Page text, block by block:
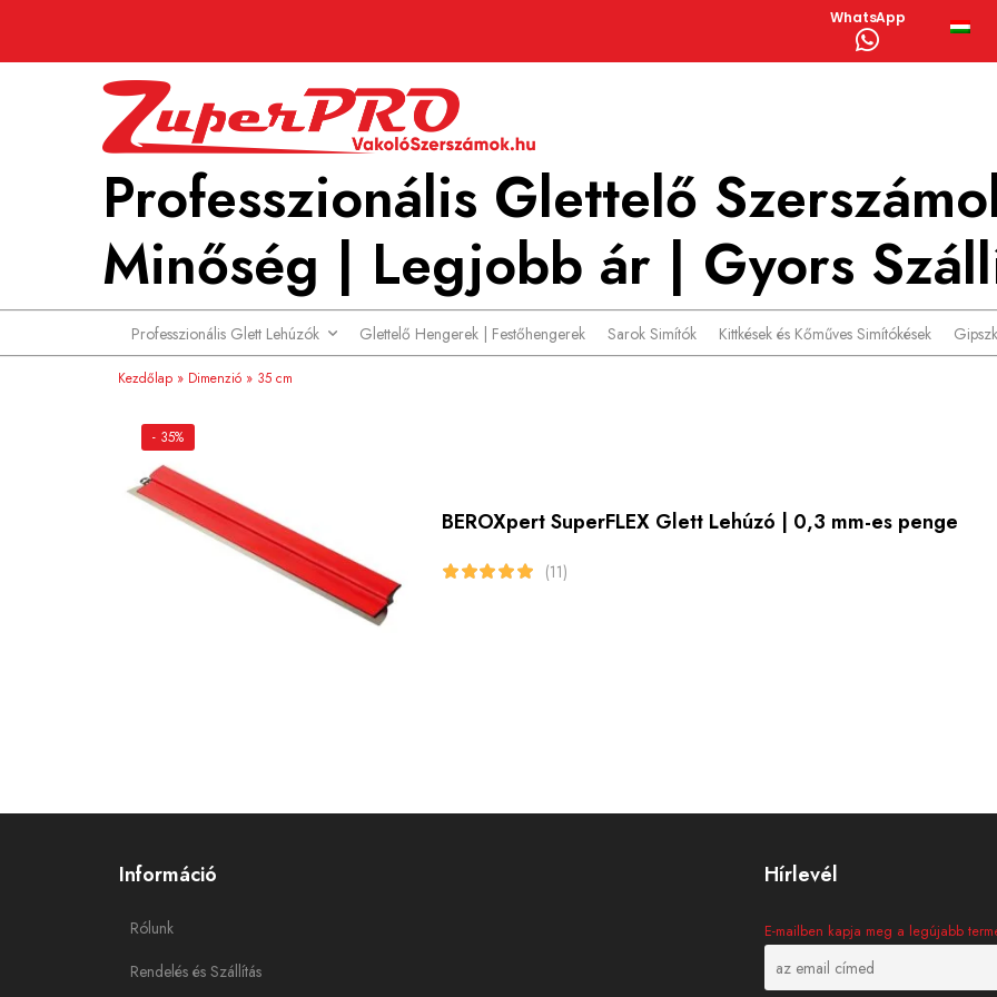
WhatsApp
Professzionális Glettelő
Minőség | Legjobb ár | Gyors
Professzionális Glett Lehúzók Glettelő Hengerek | Festőhengerek Sarok Simítók Kittkések és Kőműves Simítókések
Kezdőlap» Dimenzió» 35 cm
- 35%
BEROXpert SuperFLEX Glett Lehúzó | 0,3 mm-es penge
(11)
Információ
Rólunk
Rendelés és Szállítás
Hírlevél
E-mailben kapja meg a legújabb